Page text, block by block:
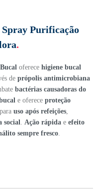
Purificação
.
oferece higiene bucal
de própolis antimicrobiana
bactérias causadoras do
e oferece proteção
uso após refeições
social Ação rápida e efeito
sempre fresco